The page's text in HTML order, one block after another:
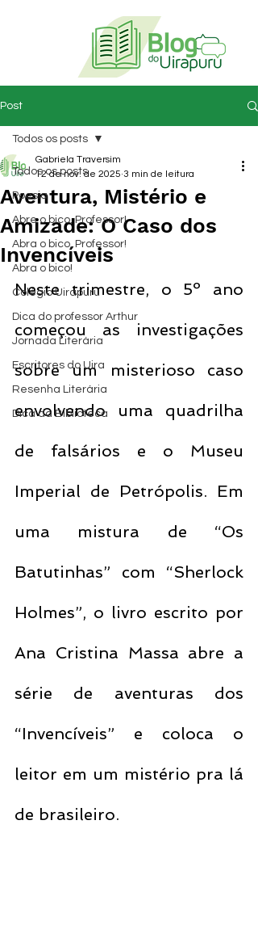
Post
Todos os posts
Poesia
Abre o bico, Professor!
Abra o bico, Professor!
Abra o bico!
Colégio Uirapuru
Dica do professor Arthur
Jornada Literária
Escritores do Uira
Resenha Literária
Dica da Biblioteca
Todos os posts
Aventura, Mistério e
Amizade: O Caso dos
Invencíveis
Gabriela Traversim
12 de nov. de 2025 3 min de leitura
Neste trimestre, o 5º ano
começou as investigações
sobre um misterioso caso
envolvendo uma quadrilha
de falsários e o Museu
Imperial de Petrópolis. Em
uma mistura de “Os
Batutinhas” com “Sherlock
Holmes”, o livro escrito por
Ana Cristina Massa abre a
série de aventuras dos
“Invencíveis” e coloca o
leitor em um mistério pra lá
de brasileiro.